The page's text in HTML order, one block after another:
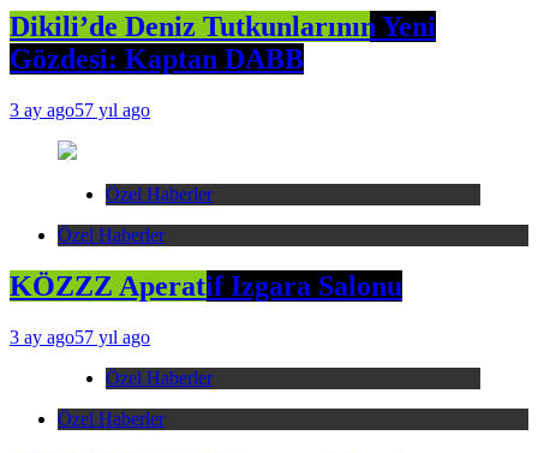
Dikili’de Deniz Tutkunlarının Yeni
Gözdesi: Kaptan DABB
3 ay ago57 yıl ago
Özel Haberler
Özel Haberler
KÖZZZ Aperatif Izgara Salonu
3 ay ago57 yıl ago
Özel Haberler
Özel Haberler